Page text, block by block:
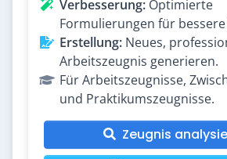
Verbesserung: Optimierte
Formulierungen für
Erstellung: Neues,
Arbeitszeugnis generieren.
Für Arbeitszeugnisse,
und Praktikumszeugnisse.
Zeugnis